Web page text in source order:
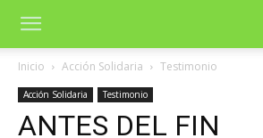
Inicio Acción Solidaria Testimonio
Acción Solidaria Testimonio
ANTES DEL FIN